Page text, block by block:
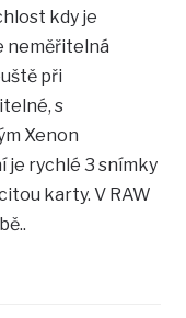
kdy je
neměřitelná
při
s
Xenon
je rychlé 3 snímky
karty. V RAW